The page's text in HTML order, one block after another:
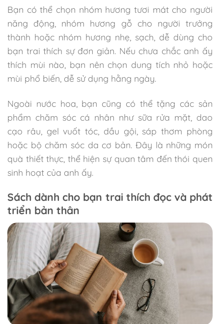
Bạn có thể chọn nhóm hương tươi mát cho người
năng động, nhóm hương gỗ cho người trưởng
thành hoặc nhóm hương nhẹ, sạch, dễ dùng cho
bạn trai thích sự đơn giản. Nếu chưa chắc anh ấy
thích mùi nào, bạn nên chọn dung tích nhỏ hoặc
mùi phổ biến, dễ sử dụng hằng ngày.
Ngoài nước hoa, bạn cũng có thể tặng các sản
phẩm chăm sóc cá nhân như sữa rửa mặt, dao
cạo râu, gel vuốt tóc, dầu gội, sáp thơm phòng
hoặc bộ chăm sóc da cơ bản. Đây là những món
quà thiết thực, thể hiện sự quan tâm đến thói quen
sinh hoạt của anh ấy.
Sách dành cho bạn trai thích đọc và phát
triển bản thân